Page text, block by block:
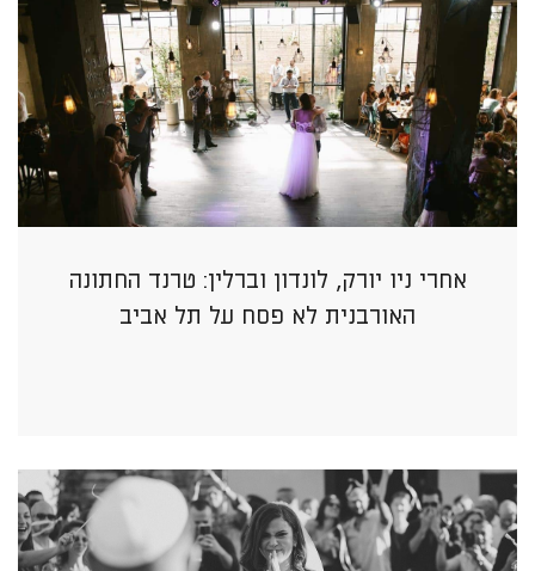
אחרי ניו יורק, לונדון וברלין: טרנד החתונה
האורבנית לא פסח על תל אביב